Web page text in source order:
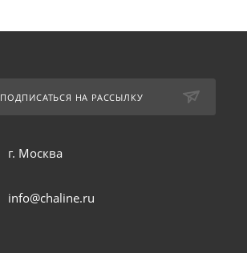
ПОДПИСАТЬСЯ НА РАССЫЛКУ
г. Москва
info@chaline.ru